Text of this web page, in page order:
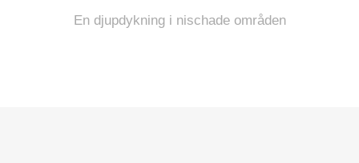
En djupdykning i nischade områden